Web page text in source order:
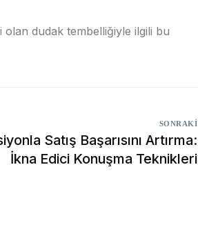
olan dudak tembelliğiyle ilgili bu
SONRAKI
Satış Başarısını Artırma:
İkna Edici Konuşma Teknikleri